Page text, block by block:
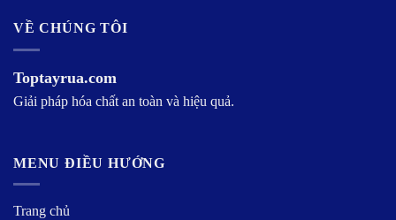
VỀ CHÚNG TÔI
Toptayrua.com
Giải pháp hóa chất an toàn và hiệu quả.
MENU ĐIỀU HƯỚNG
Trang chủ